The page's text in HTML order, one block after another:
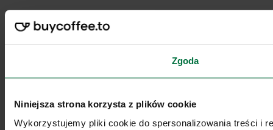
Zgoda
Niniejsza strona korzysta z plików cookie
Wykorzystujemy pliki cookie do spersonalizowania treści i